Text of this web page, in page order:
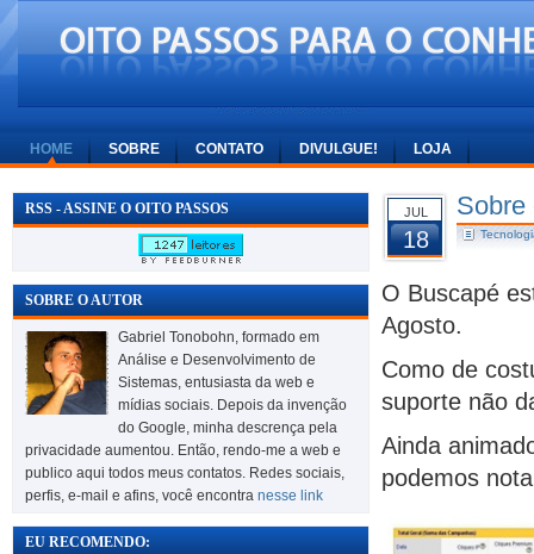
HOME SOBRE CONTATO DIVULGUE! LOJA
RSS - ASSINE O OITO PASSOS
SOBRE O AUTOR
Gabriel Tonobohn, formado em
Análise e Desenvolvimento de
Sistemas, entusiasta da web e
mídias sociais. Depois da invenção
do Google, minha descrença pela
privacidade aumentou. Então, rendo-me a web e
publico aqui todos meus contatos. Redes sociais,
perfis, e-mail e afins, você encontra nesse link
EU RECOMENDO:
JUL
18
Sobre
O Buscapé
Agosto.
Como de
suporte não
Ainda
podemos